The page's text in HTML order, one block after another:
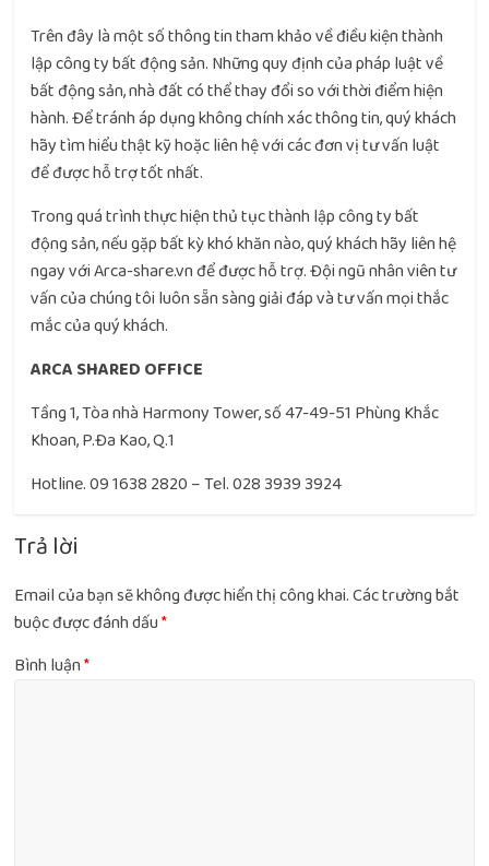
Trên đây là một số thông tin tham khảo về điều kiện thành
lập công ty bất động sản. Những quy định của pháp luật về
bất động sản, nhà đất có thể thay đổi so với thời điểm hiện
hành. Để tránh áp dụng không chính xác thông tin, quý khách
hãy tìm hiểu thật kỹ hoặc liên hệ với các đơn vị tư vấn luật
để được hỗ trợ tốt nhất.
Trong quá trình thực hiện thủ tục thành lập công ty bất
động sản, nếu gặp bất kỳ khó khăn nào, quý khách hãy liên hệ
ngay với Arca-share.vn để được hỗ trợ. Đội ngũ nhân viên tư
vấn của chúng tôi luôn sẵn sàng giải đáp và tư vấn mọi thắc
mắc của quý khách.
ARCA SHARED OFFICE
Tầng 1, Tòa nhà Harmony Tower, số 47-49-51 Phùng Khắc
Khoan, P.Đa Kao, Q.1
Hotline. 09 1638 2820 – Tel. 028 3939 3924
Trả lời
Email của bạn sẽ không được hiển thị công khai.Các trường bắt
buộc được đánh dấu*
Bình luận*